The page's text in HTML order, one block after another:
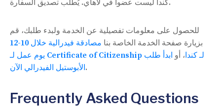
كندا ليست عضواً في لاهاي. يُطلب تصديق السفارة.
للحصول على معلومات تفصيلية عن الخدمة ولبدء طلبك، قم
بزيارة صفحة الخدمة الخاصة بنا
مصادقة فيدرالية خلال 10-12
يوم عمل لـ Certificate of Citizenship لـ كندا، أو ابدأ طلب
الأبوستيل الفيدرالي الآن.
Frequently Asked Questions